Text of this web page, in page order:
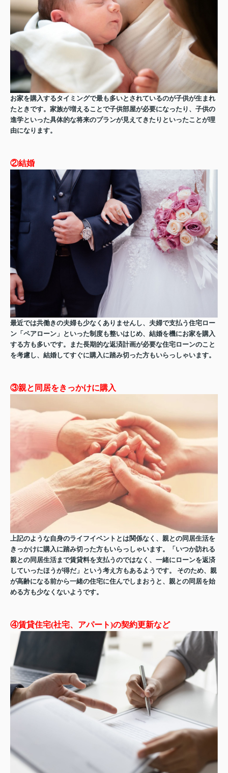
お家を購入するタイミングで最も多いとされているのが子供が生まれ
たときです。家族が増えることで子供部屋が必要になったり、子供の
進学といった具体的な将来のプランが見えてきたりといったことが理
由になります。
②結婚
最近では共働きの夫婦も少なくありませんし、夫婦で支払う住宅ロー
ン「ペアローン」といった制度も整いはじめ、結婚を機にお家を購入
する方も多いです。また長期的な返済計画が必要な住宅ローンのこと
を考慮し、結婚してすぐに購入に踏み切った方もいらっしゃいます。
③親と同居をきっかけに購入
上記のような自身のライフイベントとは関係なく、親との同居生活を
きっかけに購入に踏み切った方もいらっしゃいます。「いつか訪れる
親との同居生活まで賃貸料を支払うのではなく、一緒にローンを返済
していったほうが得だ」という考え方もあるようです。 そのため、親
が高齢になる前から一緒の住宅に住んでしまおうと、親との同居を始
める方も少なくないようです。
④賃貸住宅(社宅、アパート)の契約更新など